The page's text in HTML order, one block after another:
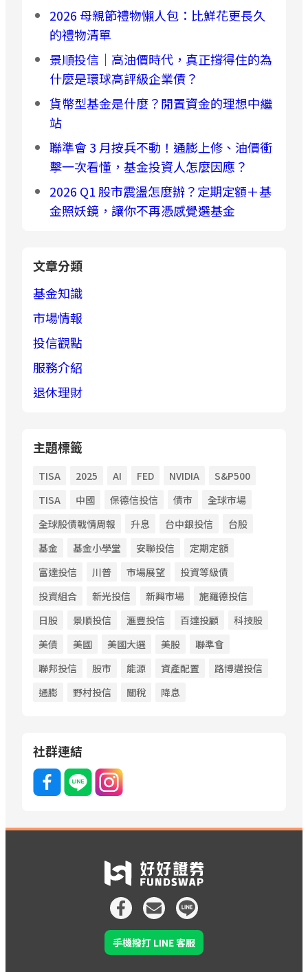
2026 母親節禮物懶人包：比鮮花更長久
的禮物清單
景順投信｜高油價時代，真正撐得住的為
什麼是環球高評級企業債？
貨幣型基金是什麼？閒置資金的理想中繼
站
聯準會 3 月按兵不動！通膨上修、油價衝
擊一次看懂，基金投資人怎麼因應？
2026 Q1 股市震盪怎麼辦？定期定額＋基
金照妖鏡，讓你不再憑感覺選基金
文章分類
基金知識
市場情報
投信觀點
服務介紹
退休理財
主題標籤
TISA 2025 AI FED NVIDIA
S&P500
TISA
中國 保德信投信 債市
全球市場
全球股債戰情周報
升息 台中銀投信
台股
基金
基金小學堂 安聯投信
定期定額
富達投信
川普 市場展望
投資等級債
投資組合
新光投信 新興市場
施羅德投信
日股
景順投信 滙豐投信 百達投顧
科技股
美債
美國 美國大選 美股
聯準會
聯邦投信
股市 能源 資產配置
路博邁投信
通膨
野村投信 關稅 降息
社群連結
手機撥打 LINE 客服